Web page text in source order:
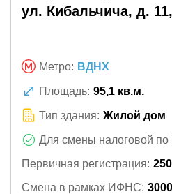
ул. Кибальчича, д.
Метро: ВДНХ
Площадь: 95,1 кв.м.
Тип здания: Жилой дом
Для смены налоговой по
Первичная регистрация:
Смена в рамках ИФНС: